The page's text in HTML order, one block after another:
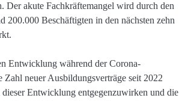
Der akute Fachkräftemangel wird durch den
200.000 Beschäftigten in den nächsten zehn
Entwicklung während der Corona-
Zahl neuer Ausbildungsverträge seit 2022
Entwicklung entgegenzuwirken und die